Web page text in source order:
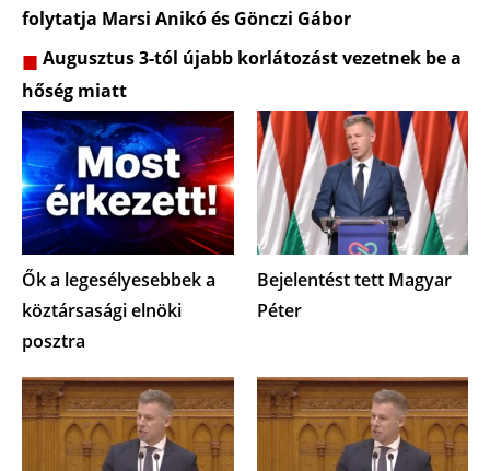
folytatja Marsi Anikó és Gönczi Gábor
Augusztus 3-tól újabb korlátozást vezetnek be a
hőség miatt
Ők a legesélyesebbek a
köztársasági elnöki
posztra
Bejelentést tett Magyar
Péter